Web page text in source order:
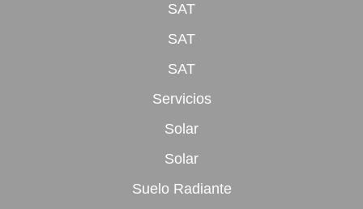
SAT
SAT
SAT
Servicios
Solar
Solar
Suelo Radiante